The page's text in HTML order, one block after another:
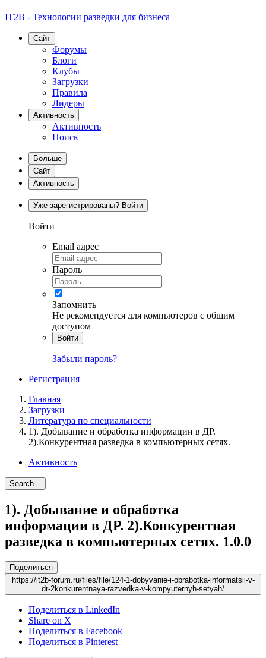
IT2B - Технологии разведки для бизнеса
Сайт
Форумы
Блоги
Клубы
Загрузки
Правила
Лидеры
Активность
Активность
Поиск
Больше
Сайт
Активность
Уже зарегистрированы? Войти
Войти
Email адрес
Пароль
Запомнить
Не рекомендуется для компьютеров с общим
доступом
Войти
Забыли пароль?
Регистрация
Главная
Загрузки
Литература по специальности
1). Добывание и обработка информации в ДР.
2).Конкурентная разведка в компьютерных сетях.
Активность
Search...
1). Добывание и обработка
информации в ДР. 2).Конкурентная
разведка в компьютерных сетях. 1.0.0
Поделиться
https://it2b-forum.ru/files/file/124-1-dobyvanie-i-obrabotka-informatsii-v-
dr-2konkurentnaya-razvedka-v-kompyuternyh-setyah/
Поделиться в LinkedIn
Share on X
Поделиться в Facebook
Поделиться в Pinterest